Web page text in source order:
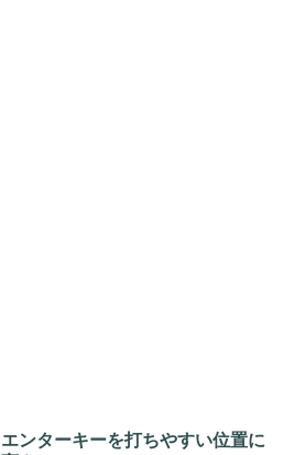
エンターキーを打ちやすい位置に